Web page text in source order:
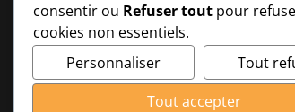
consentir ou Refuser tout pour
cookies non essentiels.
Personnaliser
Tout
Tout accepter